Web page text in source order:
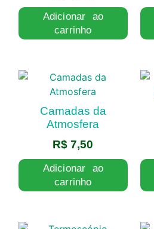
Adicionar ao
carrinho
Camadas da
Atmosfera
R$ 7,50
Adicionar ao
carrinho